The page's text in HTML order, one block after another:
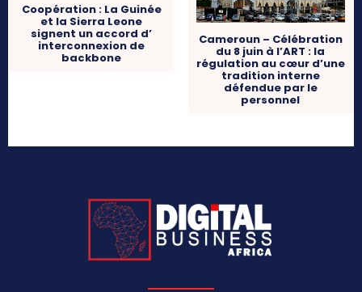
Coopération : La Guinée
et la Sierra Leone
signent un accord d’
interconnexion de
backbone
Cameroun – Célébration
du 8 juin à l’ART : la
régulation au cœur d’une
tradition interne
défendue par le
personnel